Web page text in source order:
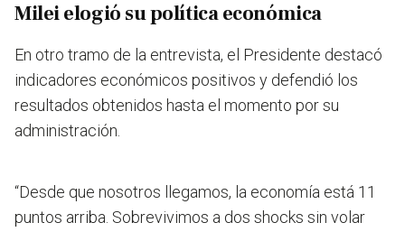
Milei elogió su política económica
En otro tramo de la entrevista, el Presidente destacó
indicadores económicos positivos y defendió los
resultados obtenidos hasta el momento por su
administración.
“Desde que nosotros llegamos, la economía está 11
puntos arriba. Sobrevivimos a dos shocks sin volar